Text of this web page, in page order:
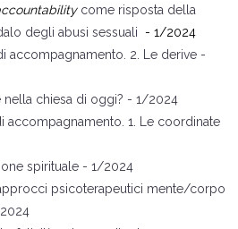
come risposta della
degli abusi sessuali - 1/2024
accompagnamento. 2. Le derive -
nella chiesa di oggi? - 1/2024
accompagnamento. 1. Le coordinate
spirituale - 1/2024
psicoterapeutici mente/corpo